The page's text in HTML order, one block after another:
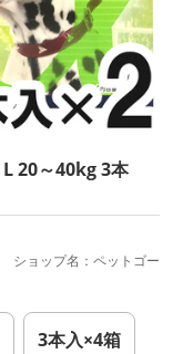
L 20～40kg 3本
ショップ名：ペットゴー
3本入×4箱